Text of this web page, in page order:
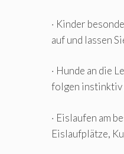
· Kinder
auf und lassen
· Hunde an die
folgen instinktiv
· Eislaufen am
Eislaufplätze,